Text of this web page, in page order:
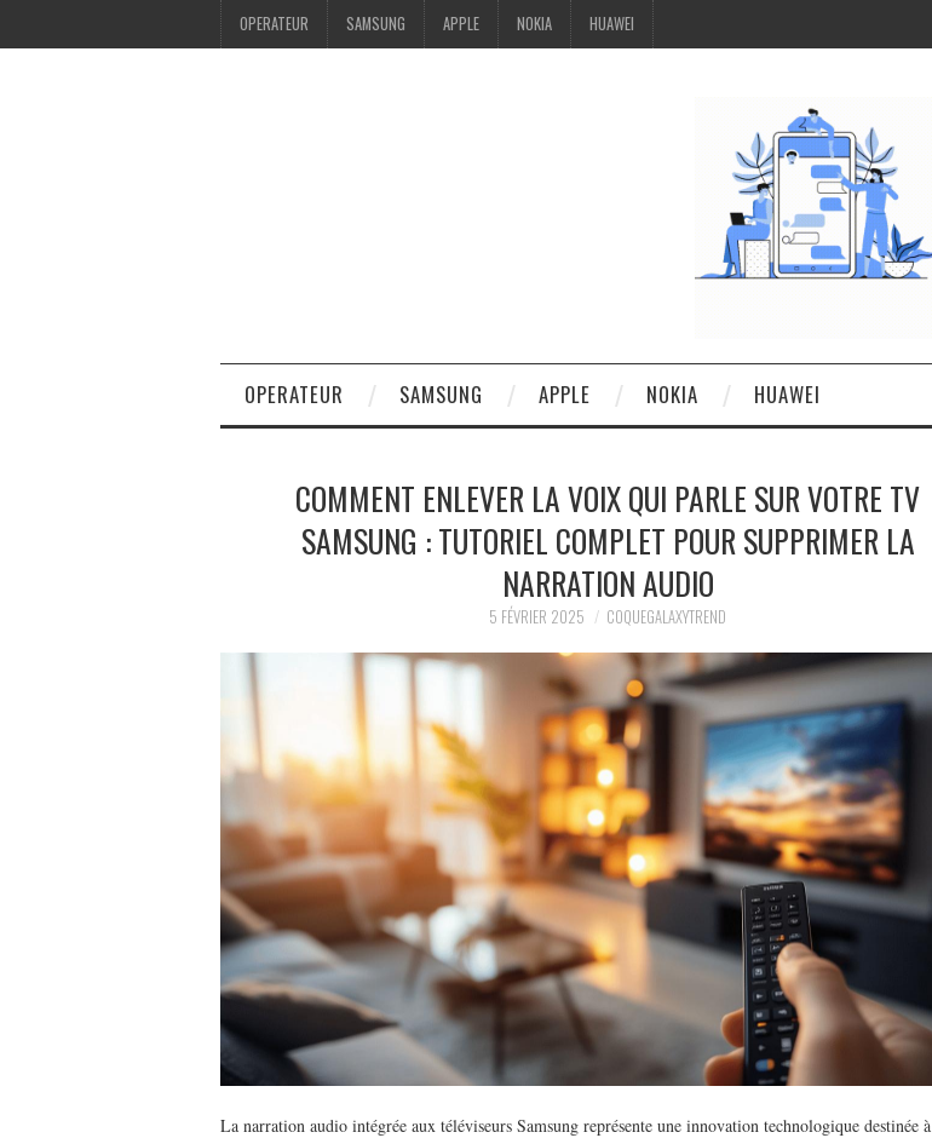
OPERATEUR SAMSUNG APPLE NOKIA HUAWEI
OPERATEUR SAMSUNG APPLE NOKIA HUAWEI
COMMENT ENLEVER LA VOIX QUI PARLE SUR VOTRE TV
SAMSUNG : TUTORIEL COMPLET POUR SUPPRIMER LA
NARRATION AUDIO
5 FÉVRIER 2025 COQUEGALAXYTREND
La narration audio intégrée aux téléviseurs Samsung représente une innovation technologique destinée à